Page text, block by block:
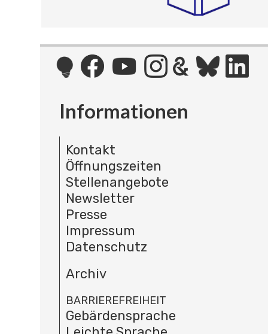
Informationen
Kontakt
Öffnungszeiten
Stellenangebote
Newsletter
Presse
Impressum
Datenschutz
Archiv
BARRIEREFREIHEIT
Gebärdensprache